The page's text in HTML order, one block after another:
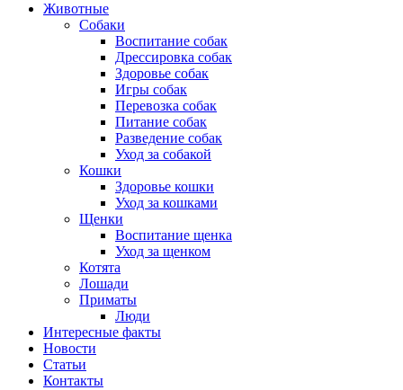
Животные
Собаки
Воспитание собак
Дрессировка собак
Здоровье собак
Игры собак
Перевозка собак
Питание собак
Разведение собак
Уход за собакой
Кошки
Здоровье кошки
Уход за кошками
Щенки
Воспитание щенка
Уход за щенком
Котята
Лошади
Приматы
Люди
Интересные факты
Новости
Статьи
Контакты